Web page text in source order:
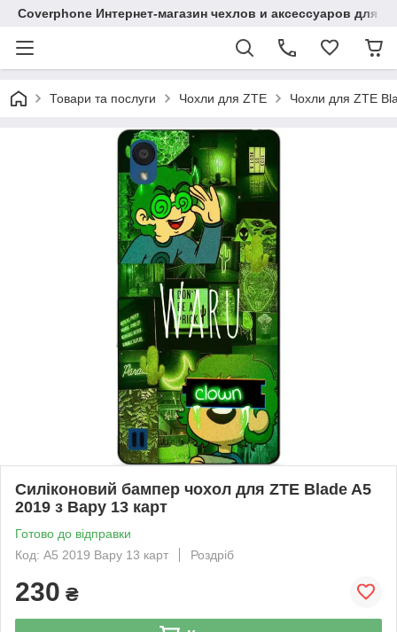
Coverphone Интернет-магазин чехлов и аксессуаров для
Товари та послуги Чохли для ZTE Чохли для ZTE
Силіконовий бампер чохол для ZTE Blade A5
2019 з Вару 13 карт
Готово до відправки
Код: A5 2019 Вару 13 карт
Роздріб
230 ₴